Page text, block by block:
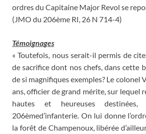
ordres du Capitaine Major Revol se
(JMO du 206ème RI, 26 N 714-4)
Témoignages
« Toutefois, nous serait-il permis de
de sacrifice dont nos chefs, dans cette
de si magnifiques exemples? Le colonel
ans, officier de grand mérite, sur lequel
hautes et heureuses destinées,
206èmed’infanterie. On lui donne
la forêt de Champenoux, libérée